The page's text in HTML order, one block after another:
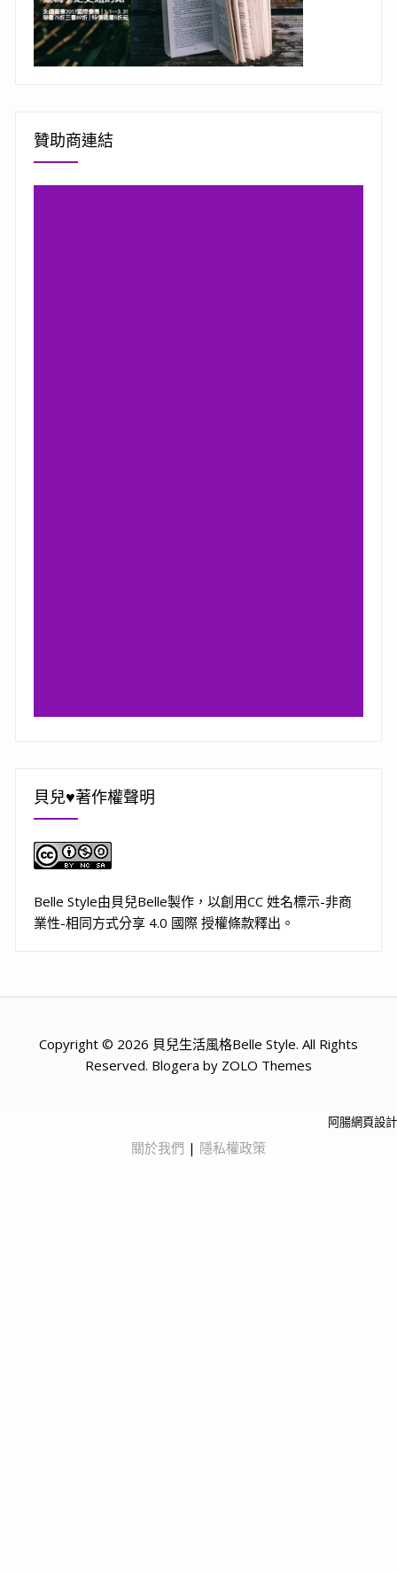
贊助商連結
貝兒♥著作權聲明
Belle Style由貝兒Belle製作，以創用CC 姓名標示-非商
業性-相同方式分享 4.0 國際 授權條款釋出。
Copyright © 2026 貝兒生活風格Belle Style. All Rights
Reserved. Blogera by ZOLO Themes
阿腸網頁設計
關於我們 | 隱私權政策